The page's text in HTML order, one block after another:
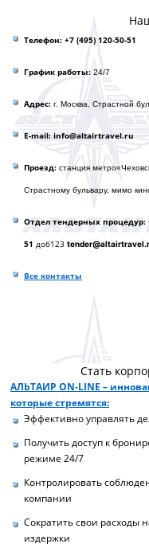
Телефон: +7 (495) 120-50-51
График работы: 24/7
Адрес: г. Москва, Страстной
E-mail: info@altairtravel.ru
Проезд: станция
Страстному бульвару, мимо
Отдел тендерных процедур:
51 доб123
Все контакты
Стать
АЛЬТАИР ON-LINE –
которые стремятся:
Эффективно управлять
Получить доступ к
режиме 24/7
Контролировать
компании
Сократить свои расходы
издержки